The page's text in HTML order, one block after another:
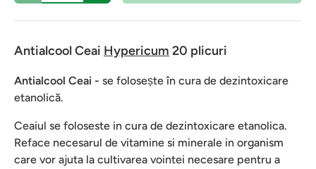
Antialcool Ceai Hypericum 20 plicuri
Antialcool Ceai - se folosește în cura de dezintoxicare
etanolică.
Ceaiul se foloseste in cura de dezintoxicare etanolica.
Reface necesarul de vitamine si minerale in organism
care vor ajuta la cultivarea vointei necesare pentru a